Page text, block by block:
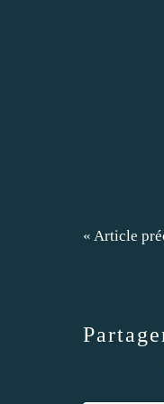
« Article